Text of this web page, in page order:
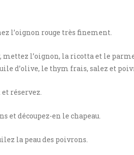
l’oignon rouge très finement.
mettez l’oignon, la ricotta et le
d’olive, le thym frais, salez et
réservez.
et découpez-en le chapeau.
la peau des poivrons.